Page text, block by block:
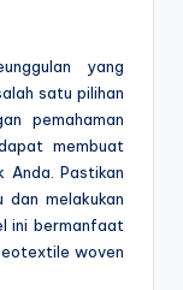
yang
satu pilihan
pemahaman
membuat
Anda. Pastikan
melakukan
ini bermanfaat
woven